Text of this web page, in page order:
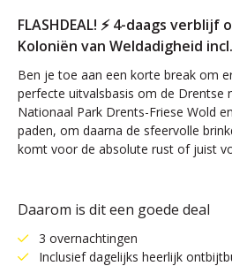
FLASHDEAL! ⚡ 4-daags
Koloniën van Weldadigheid
Ben je toe aan een korte break om
perfecte uitvalsbasis om de Drentse
Nationaal Park Drents-Friese Wold
paden, om daarna de sfeervolle
komt voor de absolute rust of juist
Daarom is dit een goede deal
3 overnachtingen
Inclusief dagelijks heerlijk